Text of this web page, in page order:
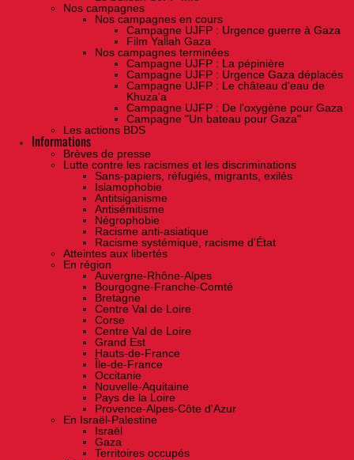
Nos campagnes
Nos campagnes en cours
Campagne UJFP : Urgence guerre à Gaza
Film Yallah Gaza
Nos campagnes terminées
Campagne UJFP : La pépinière
Campagne UJFP : Urgence Gaza déplacés
Campagne UJFP : Le château d'eau de
Khuza'a
Campagne UJFP : De l'oxygène pour Gaza
Campagne "Un bateau pour Gaza"
Les actions BDS
Informations
Brèves de presse
Lutte contre les racismes et les discriminations
Sans-papiers, réfugiés, migrants, exilés
Islamophobie
Antitsiganisme
Antisémitisme
Négrophobie
Racisme anti-asiatique
Racisme systémique, racisme d'État
Atteintes aux libertés
En région
Auvergne-Rhône-Alpes
Bourgogne-Franche-Comté
Bretagne
Centre Val de Loire
Corse
Centre Val de Loire
Grand Est
Hauts-de-France
Île-de-France
Occitanie
Nouvelle-Aquitaine
Pays de la Loire
Provence-Alpes-Côte d'Azur
En Israël-Palestine
Israël
Gaza
Territoires occupés